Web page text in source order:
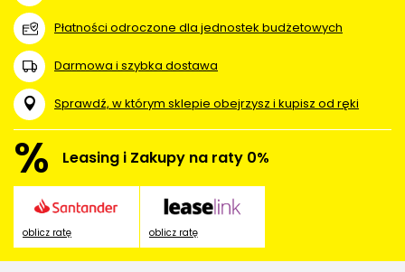
Płatności odroczone dla jednostek budżetowych
Darmowa i szybka dostawa
Sprawdź, w którym sklepie obejrzysz i kupisz od ręki
% Leasing i Zakupy na raty 0%
oblicz ratę oblicz ratę